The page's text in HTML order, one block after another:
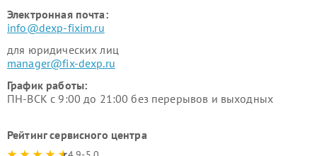
Электронная почта:
info@dexp-fixim.ru
для юридических лиц
manager@fix-dexp.ru
График работы:
ПН-ВСК с 9:00 до 21:00 без перерывов и выходных
Рейтинг сервисного центра